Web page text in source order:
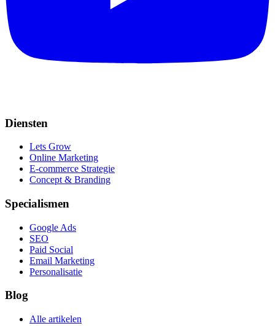
Diensten
Lets Grow
Online Marketing
E-commerce Strategie
Concept & Branding
Specialismen
Google Ads
SEO
Paid Social
Email Marketing
Personalisatie
Blog
Alle artikelen